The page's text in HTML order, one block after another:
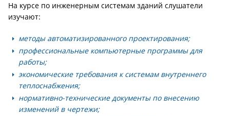
На курсе по инженерным системам зданий слушатели
изучают:
методы автоматизированного проектирования;
профессиональные компьютерные программы для
работы;
экономические требования к системам внутреннего
теплоснабжения;
нормативно-технические документы по внесению
изменений в чертежи;